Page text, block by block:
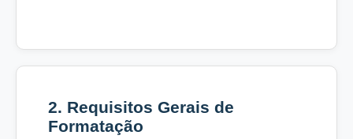
2. Requisitos Gerais de
Formatação